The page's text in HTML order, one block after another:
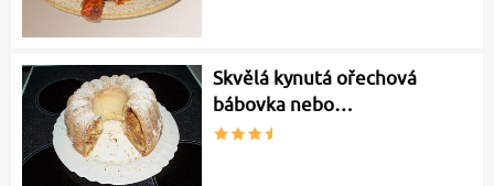
Skvělá kynutá ořechová
bábovka nebo…